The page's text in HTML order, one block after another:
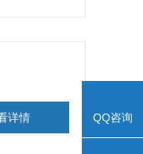
详情 QQ咨询